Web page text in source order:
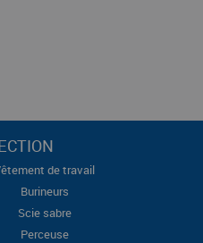
de travail
Burineurs
Scie sabre
Perceuse